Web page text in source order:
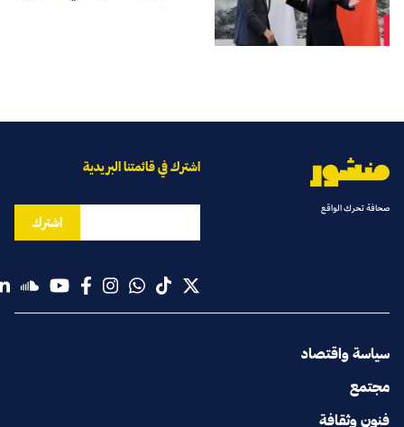
صحافة تحرك الواقع
سياسة واقتصاد
مجتمع
فنون وثقافة
اشترك في قائمتنا البريدية
اشترك